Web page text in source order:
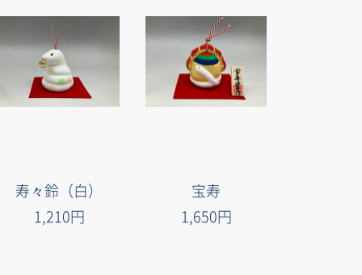
寿々鈴（白）
1,210円
宝寿
1,650円